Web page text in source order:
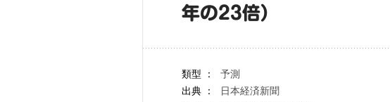
年の23倍）
類型 ：
予測
出典 ：
日本経済新聞